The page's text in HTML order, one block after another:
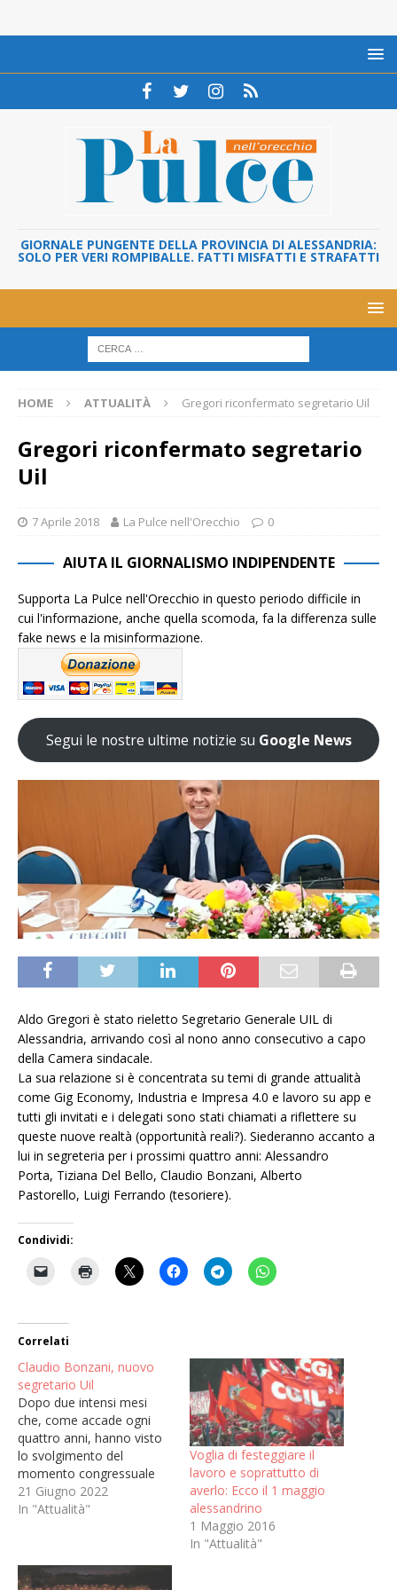
GIORNALE PUNGENTE DELLA PROVINCIA DI ALESSANDRIA:
SOLO PER VERI ROMPIBALLE. FATTI MISFATTI E STRAFATTI
HOME ATTUALITÀ Gregori riconfermato segretario Uil
Gregori riconfermato segretario
Uil
7 Aprile 2018 La Pulce nell'Orecchio 0
AIUTA IL GIORNALISMO INDIPENDENTE
Supporta La Pulce nell'Orecchio in questo periodo difficile in
cui l'informazione, anche quella scomoda, fa la differenza sulle
fake news e la misinformazione.
Segui le nostre ultime notizie su Google News
Aldo Gregori è stato rieletto Segretario Generale UIL di
Alessandria, arrivando così al nono anno consecutivo a capo
della Camera sindacale.
La sua relazione si è concentrata su temi di grande attualità
come Gig Economy, Industria e Impresa 4.0 e lavoro su app e
tutti gli invitati e i delegati sono stati chiamati a riflettere su
queste nuove realtà (opportunità reali?). Siederanno accanto a
lui in segreteria per i prossimi quattro anni: Alessandro
Porta, Tiziana Del Bello, Claudio Bonzani, Alberto
Pastorello, Luigi Ferrando (tesoriere).
Condividi:
Correlati
Claudio Bonzani, nuovo
segretario Uil
Dopo due intensi mesi
che, come accade ogni
quattro anni, hanno visto
lo svolgimento del
momento congressuale
per tutte le categorie della
UIL di Alessandria, si
con il 18° Congresso
confederale della UIL di
21 Giugno 2022
In "Attualità"
Voglia di festeggiare il
lavoro e soprattutto di
averlo: Ecco il 1 maggio
alessandrino
1 Maggio 2016
In "Attualità"